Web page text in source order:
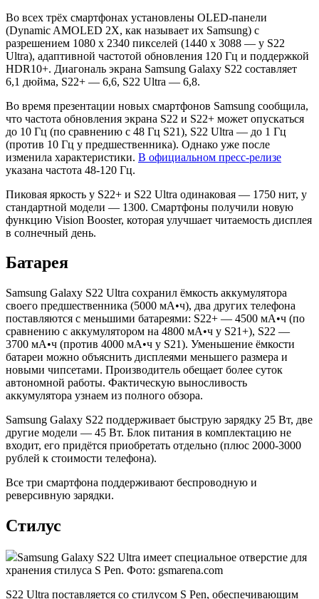
Во всех трёх смартфонах установлены OLED-панели
(Dynamic AMOLED 2X, как называет их Samsung) с
разрешением 1080 x 2340 пикселей (1440 x 3088 — у S22
Ultra), адаптивной частотой обновления 120 Гц и поддержкой
HDR10+. Диагональ экрана Samsung Galaxy S22 составляет
6,1 дюйма, S22+ — 6,6, S22 Ultra — 6,8.
Во время презентации новых смартфонов Samsung сообщила,
что частота обновления экрана S22 и S22+ может опускаться
до 10 Гц (по сравнению с 48 Гц S21), S22 Ultra — до 1 Гц
(против 10 Гц у предшественника). Однако уже после
изменила характеристики. В официальном пресс-релизе
указана частота 48-120 Гц.
Пиковая яркость у S22+ и S22 Ultra одинаковая — 1750 нит, у
стандартной модели — 1300. Смартфоны получили новую
функцию Vision Booster, которая улучшает читаемость дисплея
в солнечный день.
Батарея
Samsung Galaxy S22 Ultra сохранил ёмкость аккумулятора
своего предшественника (5000 мА•ч), два других телефона
поставляются с меньшими батареями: S22+ — 4500 мА•ч (по
сравнению с аккумулятором на 4800 мА•ч у S21+), S22 —
3700 мА•ч (против 4000 мА•ч у S21). Уменьшение ёмкости
батареи можно объяснить дисплеями меньшего размера и
новыми чипсетами. Производитель обещает более суток
автономной работы. Фактическую выносливость
аккумулятора узнаем из полного обзора.
Samsung Galaxy S22 поддерживает быструю зарядку 25 Вт, две
другие модели — 45 Вт. Блок питания в комплектацию не
входит, его придётся приобретать отдельно (плюс 2000-3000
рублей к стоимости телефона).
Все три смартфона поддерживают беспроводную и
реверсивную зарядки.
Стилус
Samsung Galaxy S22 Ultra имеет специальное отверстие для
хранения стилуса S Pen. Фото: gsmarena.com
S22 Ultra поставляется со стилусом S Pen, обеспечивающим